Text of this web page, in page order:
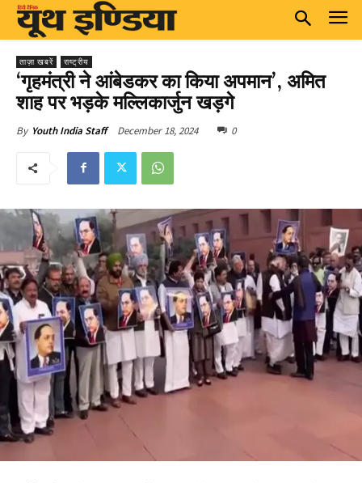
ताज़ा खबरें राष्ट्रीय
‘गृहमंत्री ने आंबेडकर का किया अपमान’, अमित
शाह पर भड़के मल्लिकार्जुन खड़गे
By Youth India Staff December 18, 2024 0